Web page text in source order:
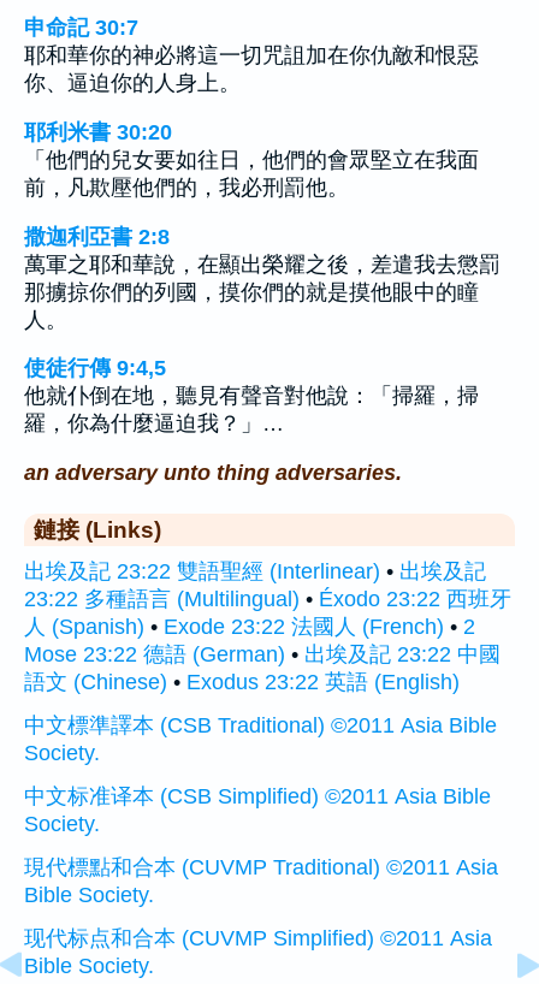
申命記 30:7
耶和華你的神必將這一切咒詛加在你仇敵和恨惡
你、逼迫你的人身上。
耶利米書 30:20
「他們的兒女要如往日，他們的會眾堅立在我面
前，凡欺壓他們的，我必刑罰他。
撒迦利亞書 2:8
萬軍之耶和華說，在顯出榮耀之後，差遣我去懲罰
那擄掠你們的列國，摸你們的就是摸他眼中的瞳
人。
使徒行傳 9:4,5
他就仆倒在地，聽見有聲音對他說：「掃羅，掃
羅，你為什麼逼迫我？」…
an adversary unto thing adversaries.
鏈接 (Links)
出埃及記 23:22 雙語聖經 (Interlinear) • 出埃及記
23:22 多種語言 (Multilingual) • Éxodo 23:22 西班牙
人 (Spanish) • Exode 23:22 法國人 (French) • 2
Mose 23:22 德語 (German) • 出埃及記 23:22 中國
語文 (Chinese) • Exodus 23:22 英語 (English)
中文標準譯本 (CSB Traditional) ©2011 Asia Bible
Society.
中文标准译本 (CSB Simplified) ©2011 Asia Bible
Society.
現代標點和合本 (CUVMP Traditional) ©2011 Asia
Bible Society.
现代标点和合本 (CUVMP Simplified) ©2011 Asia
Bible Society.